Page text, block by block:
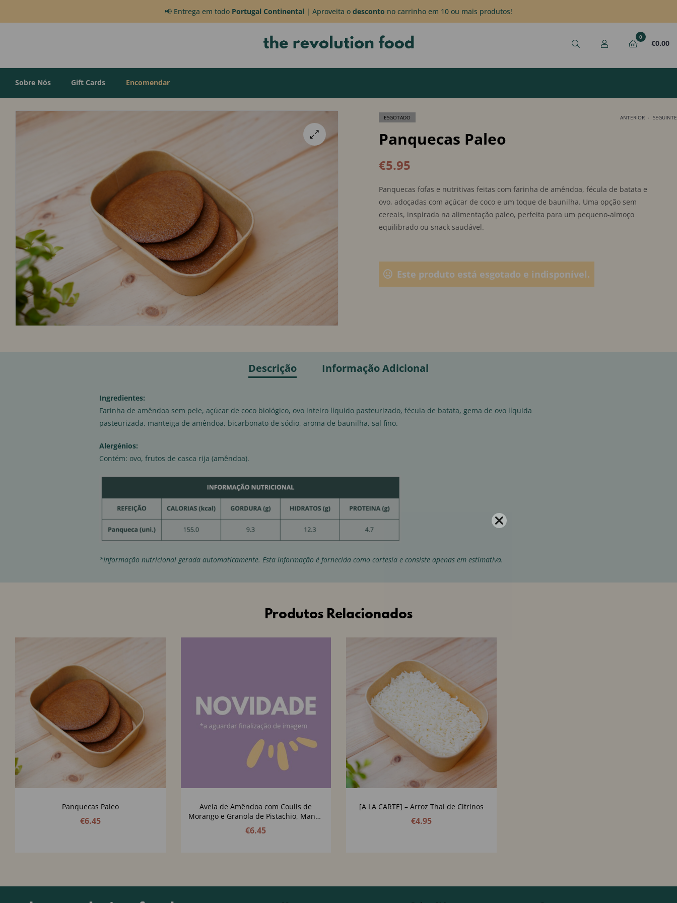
📢 Entrega em todo Portugal Continental | Aproveita o desconto no carrinho em 10 ou mais produtos!
0
€0.00
Sobre Nós Gift Cards Encomendar
🔍
ANTERIOR SEGUINTE
ESGOTADO
Panquecas Paleo
€5.95
Panquecas fofas e nutritivas feitas com farinha de amêndoa, fécula de batata e
ovo, adoçadas com açúcar de coco e um toque de baunilha. Uma opção sem
cereais, inspirada na alimentação paleo, perfeita para um pequeno-almoço
equilibrado ou snack saudável.
Este produto está esgotado e indisponível.
Descrição Informação Adicional
Ingredientes:
Farinha de amêndoa sem pele, açúcar de coco biológico, ovo inteiro líquido pasteurizado, fécula de batata, gema de ovo líquida
pasteurizada, manteiga de amêndoa, bicarbonato de sódio, aroma de baunilha, sal fino.
Alergénios:
Contém: ovo, frutos de casca rija (amêndoa).
*Informação nutricional gerada automaticamente. Esta informação é fornecida como cortesia e consiste apenas em estimativa.
Produtos Relacionados
Panquecas Paleo
€6.45
Aveia de Amêndoa com Coulis de
Morango e Granola de Pistachio, Manga
e Cúrcuma
€6.45
[A LA CARTE] – Arroz Thai de Citrinos
€4.95